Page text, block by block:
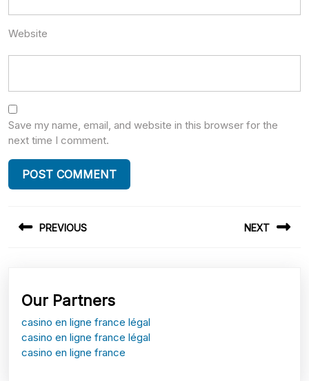
Website
Save my name, email, and website in this browser for the
next time I comment.
navigation
PREVIOUS NEXT
Our Partners
casino en ligne france légal
casino en ligne france légal
casino en ligne france